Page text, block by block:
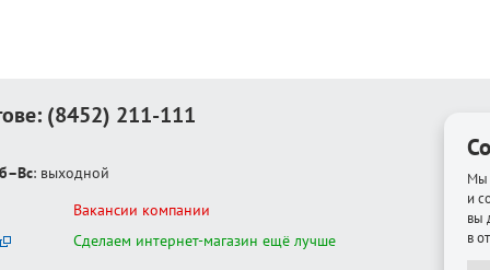
(8452) 211-111
: выходной
Вакансии компании
Сделаем интернет-магазин ещё лучше
Мы
и
вы
в